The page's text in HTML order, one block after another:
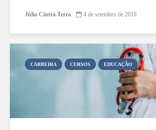
Júlia Cintra Terra 4 de setembro de 2018
CARREIRA CURSOS EDUCAÇÃO